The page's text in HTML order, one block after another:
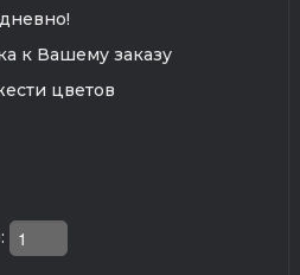
к Вашему заказу
цветов